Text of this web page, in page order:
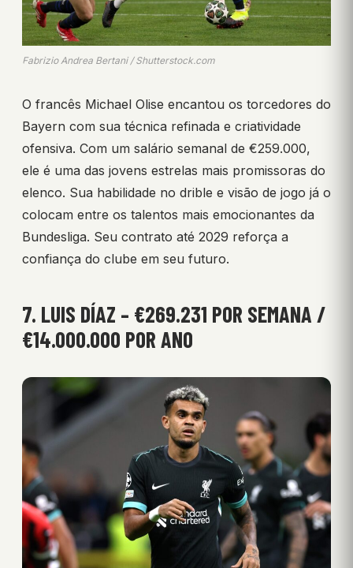
Fabrizio Andrea Bertani / Shutterstock.com
O francês Michael Olise encantou os torcedores do
Bayern com sua técnica refinada e criatividade
ofensiva. Com um salário semanal de €259.000,
ele é uma das jovens estrelas mais promissoras do
elenco. Sua habilidade no drible e visão de jogo já o
colocam entre os talentos mais emocionantes da
Bundesliga. Seu contrato até 2029 reforça a
confiança do clube em seu futuro.
7. LUIS DÍAZ – €269.231 POR SEMANA /
€14.000.000 POR ANO